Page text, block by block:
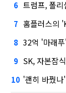
6 트럼프, 폴리
7 홈플러스의
8 32억 '마래푸'
9 SK, 자본잠
10 '괜히 바꿨나'